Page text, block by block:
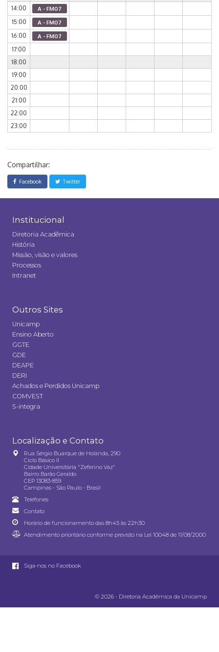
14:00
A - FM07
15:00 A - FM07
16:00 A - FM07
17:00
18:00
19:00
20:00
21:00
22:00
23:00
Compartilhar:
Facebook Twitter
Institucional
Diretoria Acadêmica
História
Missão, visão e valores
Processos
Intranet
Outros Sites
Unicamp
Ensino Aberto
GGTE
GDE
DEAPE
DERI
Achados e Perdidos Unicamp
COMVEST
S-integra
Localização e Contato
Rua Sérgio Buarque de Holanda, 290
Ciclo Básico II
Cidade Universitária "Zeferino Vaz"
Bairro Barão Geraldo
CEP 13083-859
Campinas - São Paulo - Brasil
Telefones
Contato
Horário de funcionamento das 8h45 às 22h30
Atendimento prioritário conforme previsto na Lei 10048 de 11/08/2000
Siga-nos no Facebook
© 2026 - Diretoria Acadêmica da Unicamp